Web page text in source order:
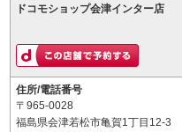
ドコモショップ会津インター店
住所/電話番号
〒965-0028
福島県会津若松市亀賀1丁目12-3